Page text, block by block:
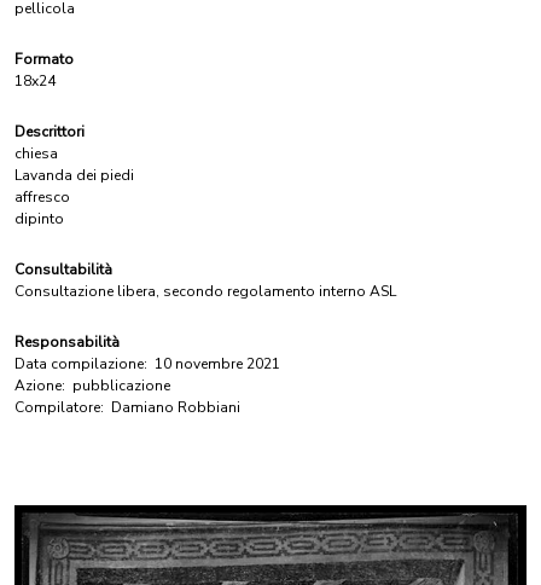
pellicola
Formato
18x24
Descrittori
chiesa
Lavanda dei piedi
affresco
dipinto
Consultabilità
Consultazione libera, secondo regolamento interno ASL
Responsabilità
Data compilazione: 10 novembre 2021
Azione: pubblicazione
Compilatore: Damiano Robbiani